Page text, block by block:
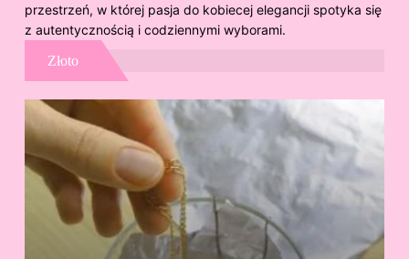
przestrzeń, w której pasja do kobiecej elegancji spotyka się
z autentycznością i codziennymi wyborami.
Złoto